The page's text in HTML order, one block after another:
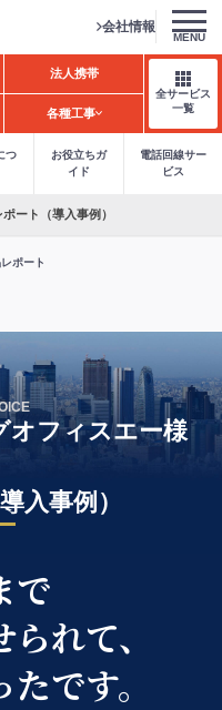
会社情報
MENU
法人携帯
各種工事
全サービス
一覧
つ
お役立ちガ
イド
電話回線サー
ビス
ート（導入事例）
ポート
オフィスエー様
入事例）
で
れて、
です。